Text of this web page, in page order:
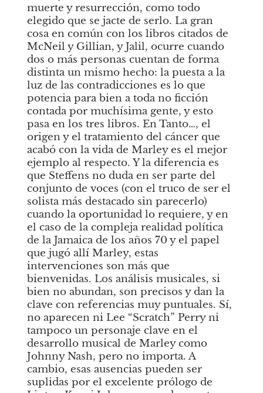
muerte y resurrección, como todo
elegido que se jacte de serlo. La gran
cosa en común con los libros citados de
McNeil y Gillian, y Jalil, ocurre cuando
dos o más personas cuentan de forma
distinta un mismo hecho: la puesta a la
luz de las contradicciones es lo que
potencia para bien a toda no ficción
contada por muchísima gente, y esto
pasa en los tres libros. En Tanto…, el
origen y el tratamiento del cáncer que
acabó con la vida de Marley es el mejor
ejemplo al respecto. Y la diferencia es
que Steffens no duda en ser parte del
conjunto de voces (con el truco de ser el
solista más destacado sin parecerlo)
cuando la oportunidad lo requiere, y en
el caso de la compleja realidad política
de la Jamaica de los años 70 y el papel
que jugó allí Marley, estas
intervenciones son más que
bienvenidas. Los análisis musicales, si
bien no abundan, son precisos y dan la
clave con referencias muy puntuales. Sí,
no aparecen ni Lee “Scratch” Perry ni
tampoco un personaje clave en el
desarrollo musical de Marley como
Johnny Nash, pero no importa. A
cambio, esas ausencias pueden ser
suplidas por el excelente prólogo de